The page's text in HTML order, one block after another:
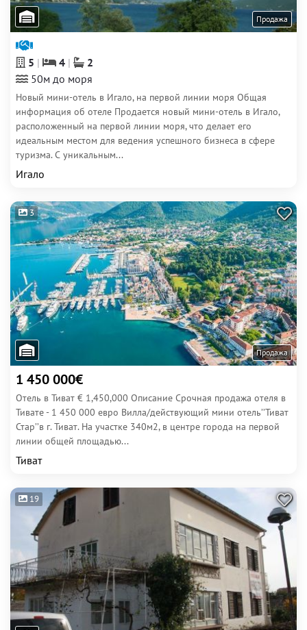
Продажа
5 4
2
50м до моря
Новый мини-отель в Игало, на первой линии моря Общая
информация об отеле Продается новый мини-отель в Игало,
расположенный на первой линии моря, что делает его
идеальным местом для ведения успешного бизнеса в сфере
туризма. С уникальным...
Игало
3
Продажа
1 450 000€
Отель в Тиват € 1,450,000 Описание Срочная продажа отеля в
Тивате - 1 450 000 евро Вилла/действующий мини отель’’Тиват
Стар’’в г. Тиват. На участке 340м2, в центре города на первой
линии общей площадью...
Тиват
19